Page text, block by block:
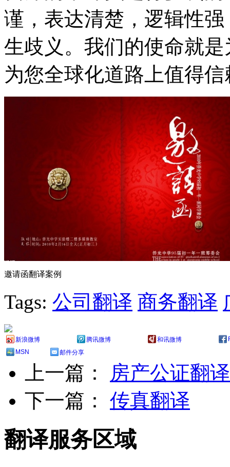
谨，表达清楚，逻辑性
生歧义。我们的使命就
为您全球化道路上值得
邀请函翻译案例
Tags: 公司翻译 商务翻译
新浪微博 腾讯微博 和讯微博
MSN
邮件分享
上一篇：
房产公证翻译
下一篇： 传真翻译
翻译服务区域